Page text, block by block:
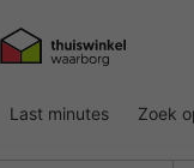
Last minutes Zoek